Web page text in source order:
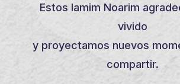
Estos Iamim Noarim
vivido
y proyectamos nuevos
compartir.